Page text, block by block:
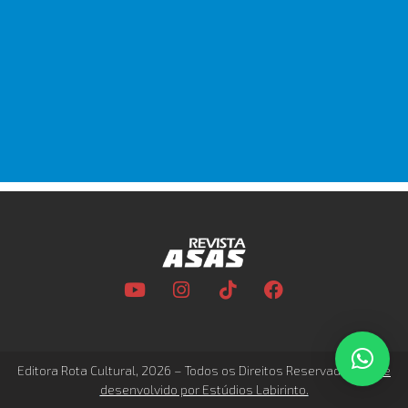
Editora Rota Cultural, 2026 – Todos os Direitos Reservados –Site
desenvolvido por Estúdios Labirinto.